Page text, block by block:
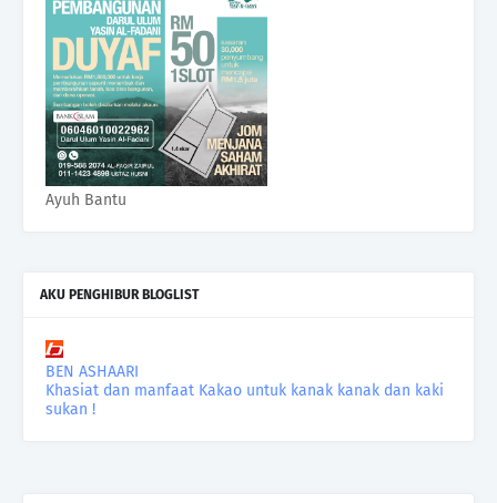
Ayuh Bantu
AKU PENGHIBUR BLOGLIST
BEN ASHAARI
Khasiat dan manfaat Kakao untuk kanak kanak dan kaki
sukan !